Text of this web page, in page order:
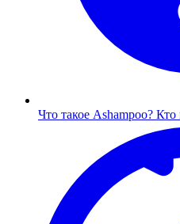
Что такое Ashampoo? Кто